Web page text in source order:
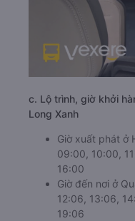
c. Lộ trình, giờ khởi
Long Xanh
Giờ xuất phát ở
09:00, 10:00,
16:00
Giờ đến nơi ở
12:06, 13:06,
19:06